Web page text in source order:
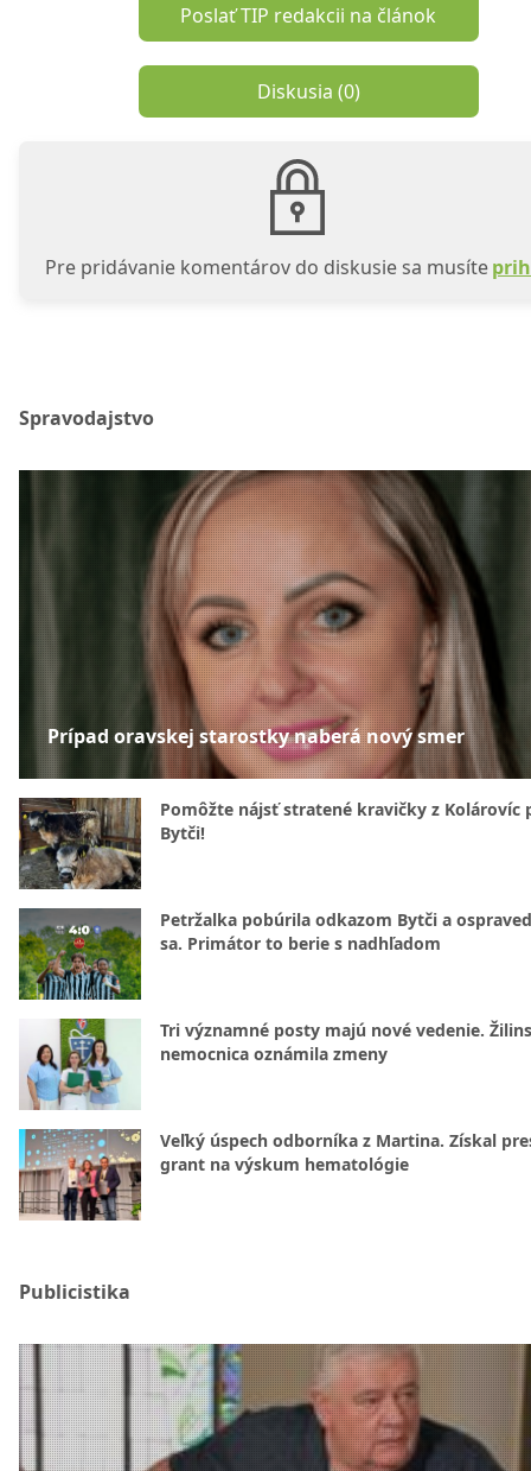
Poslať TIP redakcii na článok
Diskusia (0)
Pre pridávanie komentárov do diskusie sa musíte
Spravodajstvo
Prípad oravskej starostky naberá nový smer
Pomôžte nájsť stratené kravičky z Kolárovíc
Bytči!
Petržalka pobúrila odkazom Bytči a
sa. Primátor to berie s nadhľadom
Tri významné posty majú nové vedenie.
nemocnica oznámila zmeny
Veľký úspech odborníka z Martina. Získal
grant na výskum hematológie
Publicistika